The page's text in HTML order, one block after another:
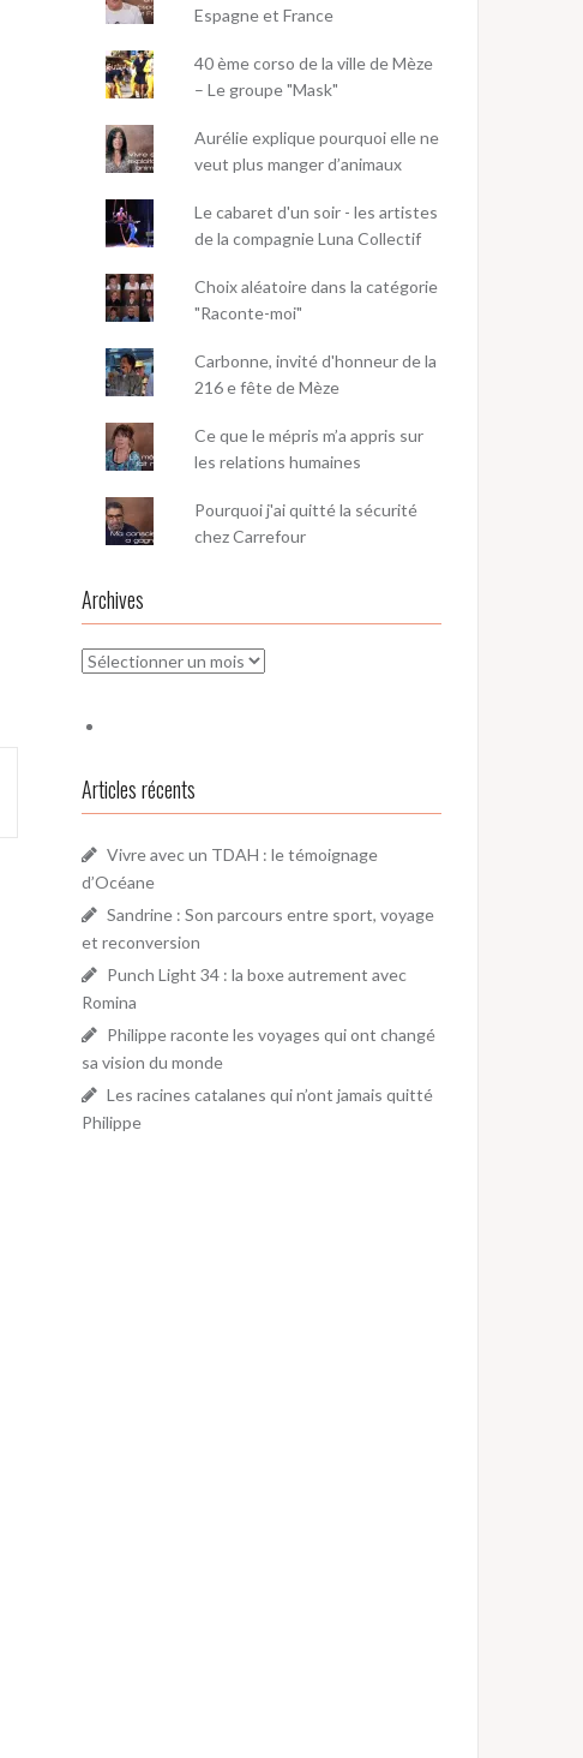
Espagne et France
40 ème corso de la ville de Mèze
– Le groupe "Mask"
Aurélie explique pourquoi elle ne
veut plus manger d’animaux
Le cabaret d'un soir - les artistes
de la compagnie Luna Collectif
Choix aléatoire dans la catégorie
"Raconte-moi"
Carbonne, invité d'honneur de la
216 e fête de Mèze
Ce que le mépris m’a appris sur
les relations humaines
Pourquoi j'ai quitté la sécurité
chez Carrefour
Archives
Archives
Articles récents
Vivre avec un TDAH : le témoignage
d’Océane
Sandrine : Son parcours entre sport, voyage
et reconversion
Punch Light 34 : la boxe autrement avec
Romina
Philippe raconte les voyages qui ont changé
sa vision du monde
Les racines catalanes qui n’ont jamais quitté
Philippe